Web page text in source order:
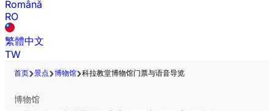
Română
RO
繁體中文
TW
首页 景点 博物馆 科拉教堂博物馆门票与语音导览
博物馆